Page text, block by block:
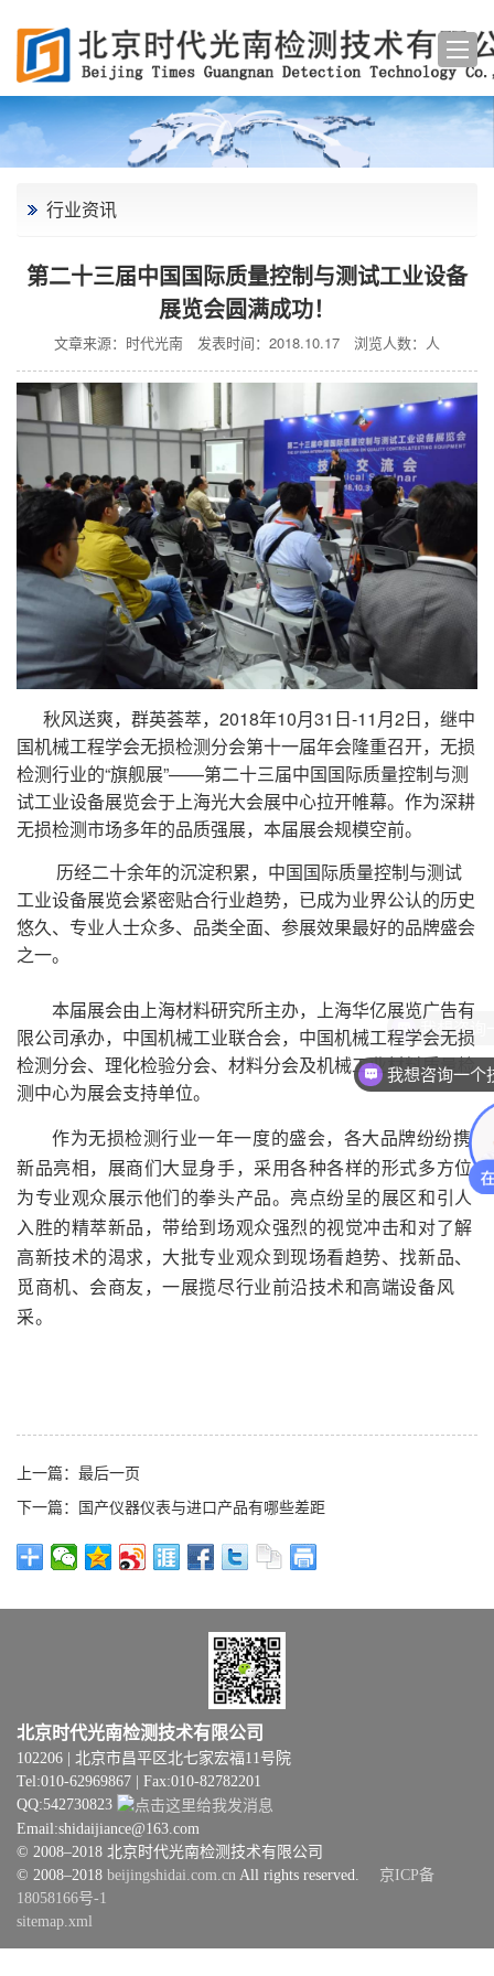
行业资讯
第二十三届中国国际质量控制与测试工业设备
展览会圆满成功！
文章来源：时代光南 发表时间：2018.10.17 浏览人数： 人
秋风送爽，群英荟萃， 2018年10月31 日-11月2日，继中
国机械工程学会无损检测分会第十一届年会隆重召开，无损
检测行业的“旗舰展”——第二十三届中国国际质量控制与测
试工业设备展览会于上海光大会展中心拉开帷幕。作为深耕
无损检测市场多年的品质强展，本届展会规模空前。
历经二十余年的沉淀积累，中国国际质量控制与测试
工业设备展览会紧密贴合行业趋势，已成为业界公认的历史
悠久、专业人士众多、品类全面、参展效果最好的品牌盛会
之一。
本届展会由上海材料研究所主办，上海华亿展览广告有
限公司承办，中国机械工业联合会，中国机械工程学会无损
检测分会、理化检验分会、材料分会及机械工业材料质量检
测中心为展会支持单位。
作为无损检测行业一年一度的盛会，各大品牌纷纷携
新品亮相，展商们大显身手，采用各种各样的形式多方位
为专业观众展示他们的拳头产品。亮点纷呈的展区和引人
入胜的精萃新品，带给到场观众强烈的视觉冲击和对了解
高新技术的渴求，大批专业观众到现场看趋势、找新品、
觅商机、会商友，一展揽尽行业前沿技术和高端设备风
采。
上一篇：最后一页
下一篇：国产仪器仪表与进口产品有哪些差距
北京时代光南检测技术有限公司
102206 | 北京市昌平区北七家宏福11号院
Tel:010-62969867 | Fax:010-82782201
QQ:542730823
Email:shidaijiance@163.com
© 2008–2018 北京时代光南检测技术有限公司
© 2008–2018 beijingshidai.com.cn All rights reserved. 京ICP备
18058166号-1
sitemap.xml
我想咨询
我想咨询一个